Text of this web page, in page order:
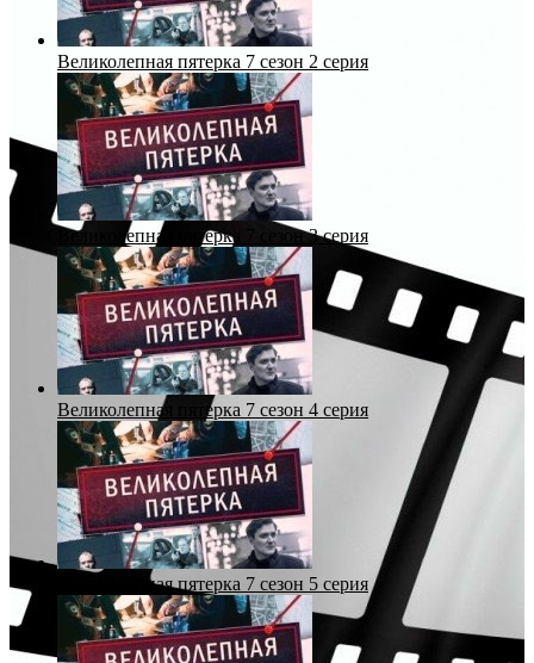
Великолепная пятерка 7 сезон 2 серия
Великолепная пятерка 7 сезон 3 серия
Великолепная пятерка 7 сезон 4 серия
Великолепная пятерка 7 сезон 5 серия